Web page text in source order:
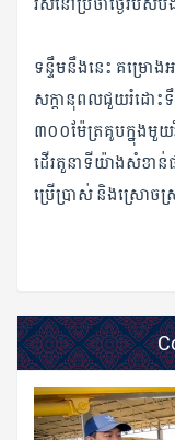
រស់នៅប្រចាំថ្ងៃរបស់ប
ទន្ទឹមនឹងនេះ គម្រោង
សក្ដានុពលជួយរំដោះ
៣០០ម៉ែត្រគូបក្នុងមួ
ដើរតួនាទីយ៉ាងសំខាន់
ប្រើប្រាស់ និងស្រោចស្
Previous